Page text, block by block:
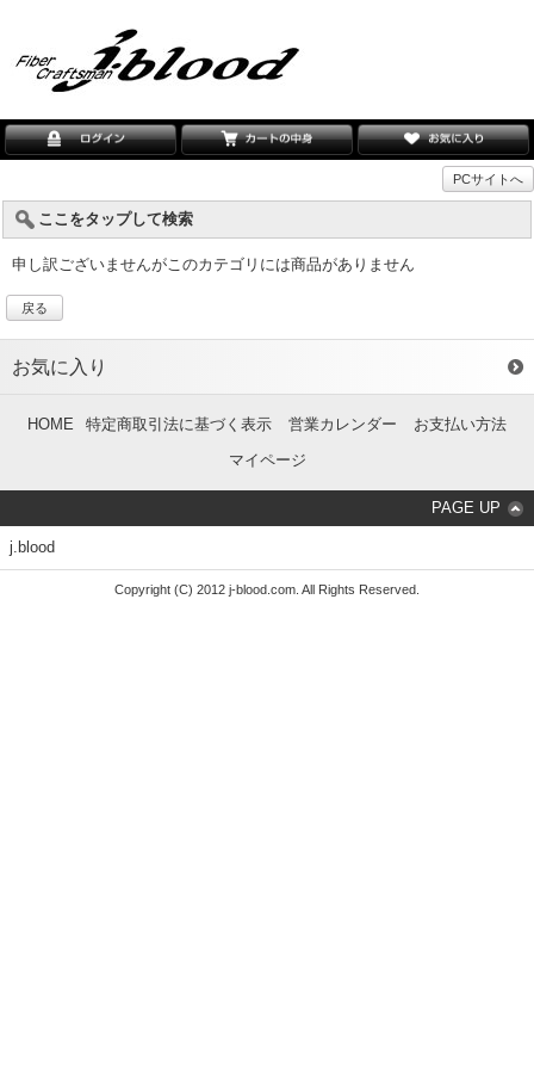
PCサイトへ
ここをタップして検索
申し訳ございませんがこのカテゴリには商品がありません
戻る
お気に入り
HOME 特定商取引法に基づく表示 営業カレンダー
お支払い方法
マイページ
PAGE UP
j.blood
Copyright (C) 2012 j-blood.com. All Rights Reserved.